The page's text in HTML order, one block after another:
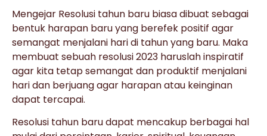
Mengejar Resolusi tahun baru biasa dibuat sebagai
bentuk harapan baru yang berefek positif agar
semangat menjalani hari di tahun yang baru. Maka
membuat sebuah resolusi 2023 haruslah inspiratif
agar kita tetap semangat dan produktif menjalani
hari dan berjuang agar harapan atau keinginan
dapat tercapai.
Resolusi tahun baru dapat mencakup berbagai hal